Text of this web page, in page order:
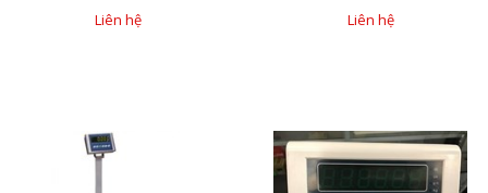
Liên hệ Liên hệ